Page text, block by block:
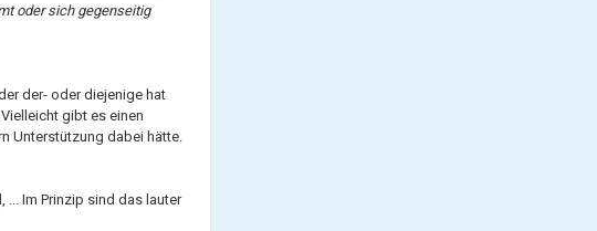
oder sich gegenseitig
der- oder diejenige hat
gibt es einen
Unterstützung dabei hätte.
Im Prinzip sind das lauter